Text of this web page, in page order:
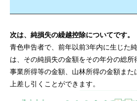
次は、純損失の繰越控除についてです。
青色申告者で、前年以前3年内に生じた
は、その純損失の金額をその年分の総所
事業所得等の金額、山林所得の金額また
上差し引くことができます。